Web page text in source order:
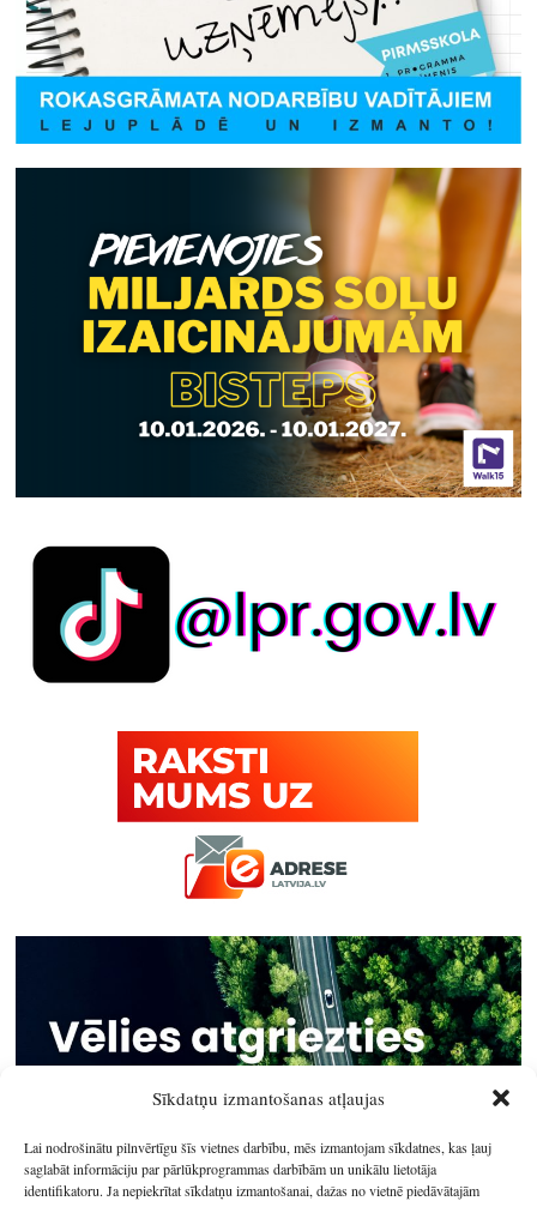
Sīkdatņu izmantošanas atļaujas
Lai nodrošinātu pilnvērtīgu šīs vietnes darbību, mēs izmantojam sīkdatnes, kas ļauj
saglabāt informāciju par pārlūkprogrammas darbībām un unikālu lietotāja
identifikatoru. Ja nepiekrītat sīkdatņu izmantošanai, dažas no vietnē piedāvātajām